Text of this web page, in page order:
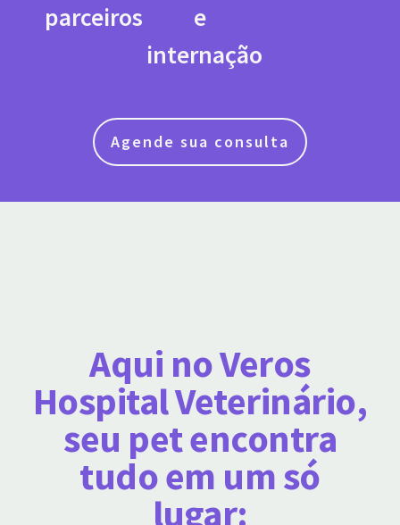
parceiros
e
internação
Agende sua consulta
Aqui no Veros
Hospital Veterinário,
seu pet encontra
tudo em um só
lugar: